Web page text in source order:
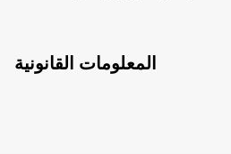
المعلومات القانونية